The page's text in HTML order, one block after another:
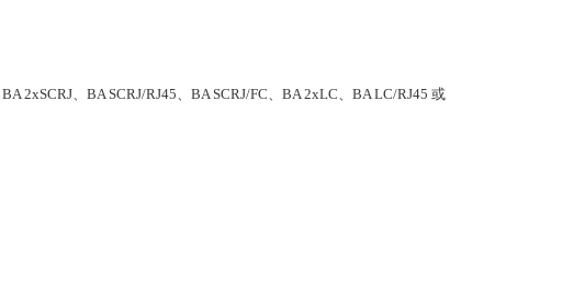
2xSCRJ、BA SCRJ/RJ45、BA SCRJ/FC、BA 2xLC、BA LC/RJ45 或